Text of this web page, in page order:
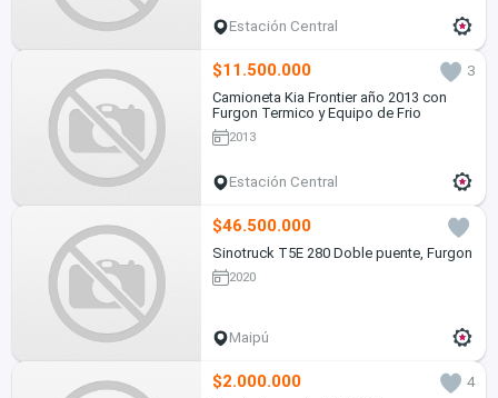
Estación Central
$11.500.000
3
Camioneta Kia Frontier año 2013 con
Furgon Termico y Equipo de Frio
2013
Estación Central
$46.500.000
Sinotruck T5E 280 Doble puente, Furgon
2020
Maipú
$2.000.000
4